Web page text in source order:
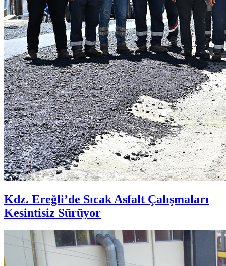
Kdz. Ereğli’de Sıcak Asfalt Çalışmaları
Kesintisiz Sürüyor